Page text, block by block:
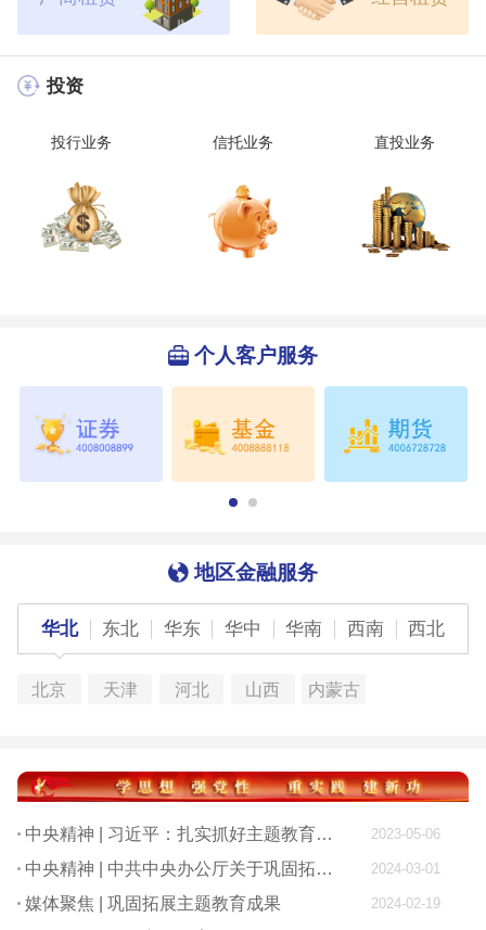
投资
投行业务 信托业务 直投业务
个人客户服务
地区金融服务
华北 东北 华东 华中 华南 西南 西北
北京 天津 河北 山西 内蒙古
中央精神 | 习近平：扎实抓好主题教育 为奋进新征程凝心聚力 2023-05-06
中央精神 | 中共中央办公厅关于巩固拓展学习贯彻习近平新时代中国特色社会主义思想主题教育成果的意见 2024-03-01
媒体聚焦 | 巩固拓展主题教育成果 2024-02-19